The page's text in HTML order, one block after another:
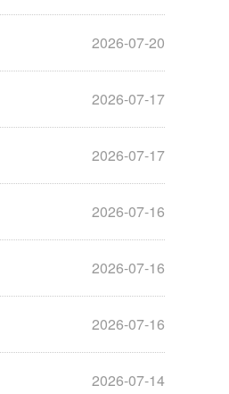
2026-07-20
2026-07-17
2026-07-17
2026-07-16
2026-07-16
2026-07-16
2026-07-14